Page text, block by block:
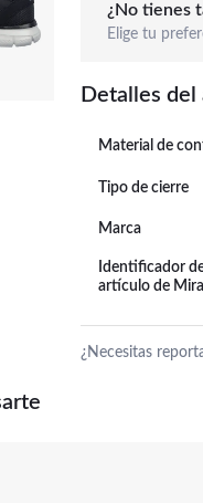
¿No tienes
Elige tu
Detalles
Material de
Tipo de cierre
Marca
Identificador
artículo de
¿Necesitas